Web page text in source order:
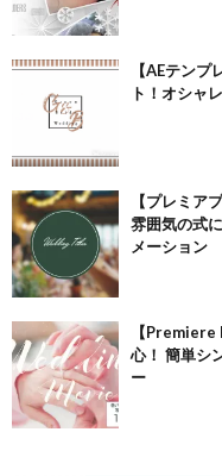
【AEテン
ト！オシャ
【プレミア
雰囲気の式
メーション
【
心！ 簡単シ
ー